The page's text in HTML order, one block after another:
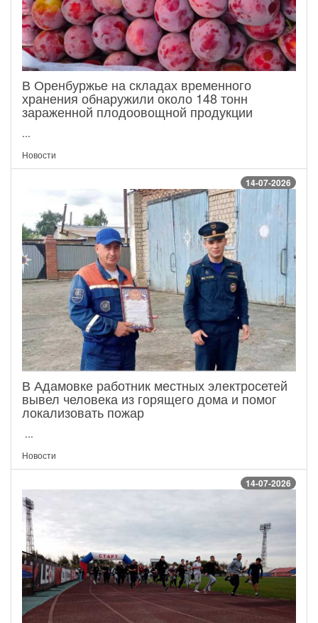
В Оренбуржье на складах временного
хранения обнаружили около 148 тонн
зараженной плодоовощной продукции
...
Новости
14-07-2026
В Адамовке работник местных электросетей
вывел человека из горящего дома и помог
локализовать пожар
...
Новости
14-07-2026